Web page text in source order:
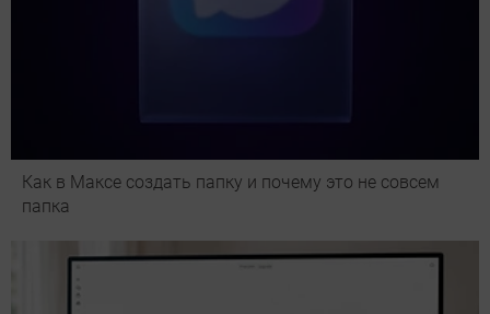
Как в Максе создать папку и почему это не совсем
папка